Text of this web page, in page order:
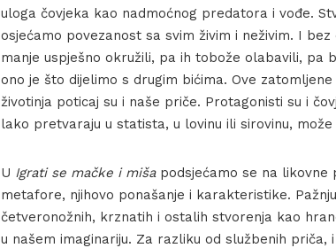
uloga čovjeka kao nadmoćnog predatora i vođe.
osjećamo povezanost sa svim živim i neživim. I
manje uspješno okružili, pa ih tobože olabavili,
ono je što dijelimo s drugim bićima. Ove
životinja poticaj su i naše priče. Protagonisti su i
lako pretvaraju u statista, u lovinu ili sirovinu,
U Igrati se mačke i mišapodsjećamo se na likovne
metafore, njihovo ponašanje i karakteristike.
četveronožnih, krznatih i ostalih stvorenja kao
u našem imaginariju. Za razliku od službenih